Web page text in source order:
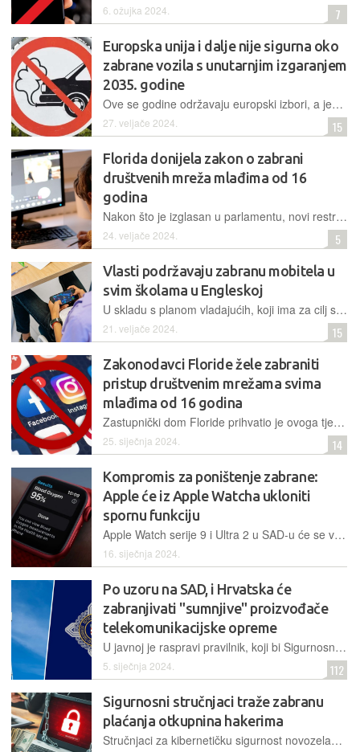
6. ožujka 2024. 7
Europska unija i dalje nije sigurna oko
zabrane vozila s unutarnjim izgaranjem
2035. godine
Ove se godine održavaju europski izbori, a jedna od tema kampanje bit će i predloženi prelazak na isključivo nove električne automobile, kao i mogućnost produženja roka za zabranu ICE modela
27. veljače 2024. 15
Florida donijela zakon o zabrani
društvenih mreža mlađima od 16
godina
Nakon što je izglasan u parlamentu, novi restriktivni zakon sada ide na potpis guverneru. No, čak i ako ga on potpiše, to ne znači da će ostati na snazi, budući da je možda i – protuustavan
24. veljače 2024. 5
Vlasti podržavaju zabranu mobitela u
svim školama u Engleskoj
U skladu s planom vladajućih, koji ima za cilj smanjiti ometanje nastave i poboljšati ponašanje učenika u učionicama, najavljeno je da će sve škole imati njihovu podršku pri zabrani korištenja mobitela
21. veljače 2024. 15
Zakonodavci Floride žele zabraniti
pristup društvenim mrežama svima
mlađima od 16 godina
Zastupnički dom Floride prihvatio je ovoga tjedna prijedlog zakona, prema kojem bi se mlađima od 16 godina potpuno zabranilo koristiti društvene mreže, a njima naredilo da račune mlađih – zatvore
25. siječnja 2024. 14
Kompromis za poništenje zabrane:
Apple će iz Apple Watcha ukloniti
spornu funkciju
Apple Watch serije 9 i Ultra 2 u SAD-u će se vjerojatno ubuduće morati prodavati bez jedne od novih funkcija, mjerenja zasićenosti krvi kisikom, budući da im tehnologiju za to osporava konkurent
16. siječnja 2024.
Po uzoru na SAD, i Hrvatska će
zabranjivati "sumnjive" proizvođače
telekomunikacijske opreme
U javnoj je raspravi pravilnik, koji bi Sigurnosno-obavještajnoj agenciji dao ovlasti za procjenu sigurnosnog rizika proizvođača i dobavljača opreme za elektroničke komunikacijske mreže
5. siječnja 2024. 112
Sigurnosni stručnjaci traže zabranu
plaćanja otkupnina hakerima
Stručnjaci za kibernetičku sigurnost novozelandskog Emsisofta objavili su statistički pregled najvećih hakerskih napada ucjenjivačkim zloćudnim programima i predlažu novi način suzbijanja te pojave